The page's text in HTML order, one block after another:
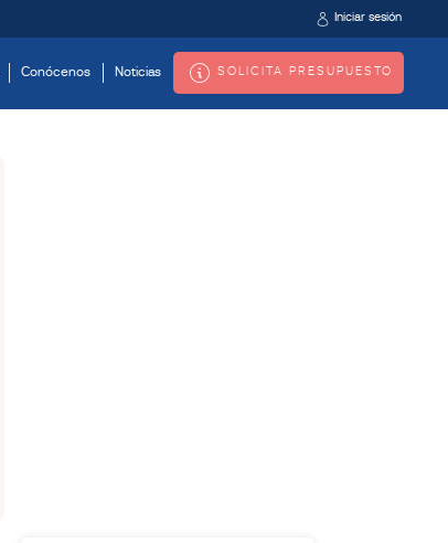
Iniciar sesión
Conócenos Noticias SOLICITA PRESUPUESTO